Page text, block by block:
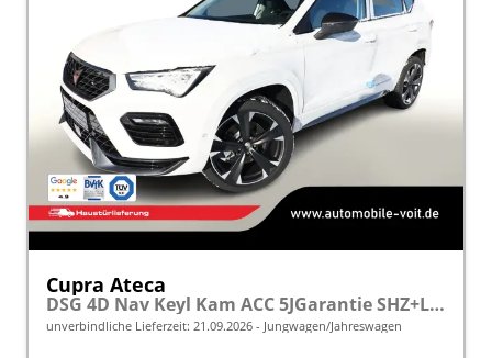
Cupra Ateca
DSG 4D Nav Keyl Kam ACC 5JGarantie SHZ+LHZ
unverbindliche Lieferzeit: 21.09.2026 Jungwagen/Jahreswagen